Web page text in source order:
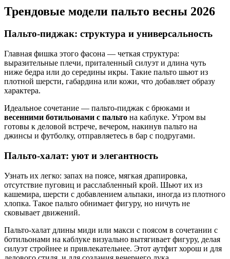
Трендовые модели пальто весны 2026
Пальто-пиджак: структура и универсальность
Главная фишка этого фасона — четкая структура:
выразительные плечи, приталенный силуэт и длина чуть
ниже бедра или до середины икры. Такие пальто шьют из
плотной шерсти, габардина или кожи, что добавляет образу
характера.
Идеальное сочетание — пальто-пиджак с брюками и
весенними ботильонами с пальто на каблуке. Утром вы
готовы к деловой встрече, вечером, накинув пальто на
джинсы и футболку, отправляетесь в бар с подругами.
Пальто-халат: уют и элегантность
Узнать их легко: запах на поясе, мягкая драпировка,
отсутствие пуговиц и расслабленный крой. Шьют их из
кашемира, шерсти с добавлением альпаки, иногда из плотного
хлопка. Такое пальто обнимает фигуру, но ничуть не
сковывает движений.
Пальто-халат длины миди или макси с поясом в сочетании с
ботильонами на каблуке визуально вытягивает фигуру, делая
силуэт стройнее и привлекательнее. Этот аутфит хорош и для